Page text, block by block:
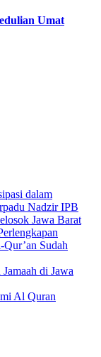
Umat
dalam
Nadzir IPB
Jawa Barat
Sudah
di Jawa
Al Quran